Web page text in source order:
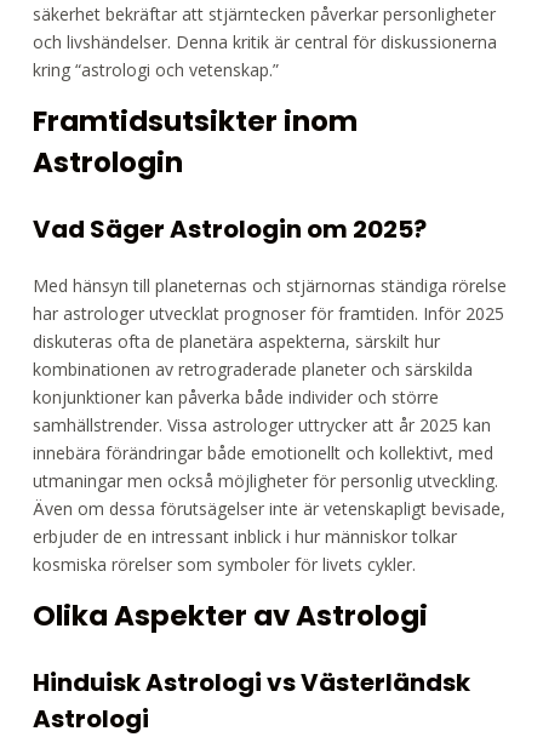
säkerhet bekräftar att stjärntecken påverkar personligheter
och livshändelser. Denna kritik är central för diskussionerna
kring “astrologi och vetenskap.”
Framtidsutsikter inom
Astrologin
Vad Säger Astrologin om 2025?
Med hänsyn till planeternas och stjärnornas ständiga rörelse
har astrologer utvecklat prognoser för framtiden. Inför 2025
diskuteras ofta de planetära aspekterna, särskilt hur
kombinationen av retrograderade planeter och särskilda
konjunktioner kan påverka både individer och större
samhällstrender. Vissa astrologer uttrycker att år 2025 kan
innebära förändringar både emotionellt och kollektivt, med
utmaningar men också möjligheter för personlig utveckling.
Även om dessa förutsägelser inte är vetenskapligt bevisade,
erbjuder de en intressant inblick i hur människor tolkar
kosmiska rörelser som symboler för livets cykler.
Olika Aspekter av Astrologi
Hinduisk Astrologi vs Västerländsk
Astrologi